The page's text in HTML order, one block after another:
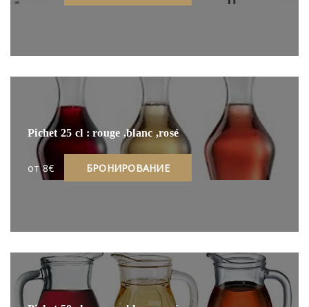
Pichet 25 cl : rouge ,blanc ,rosé
oт 8€ БРОНИРОВАНИЕ